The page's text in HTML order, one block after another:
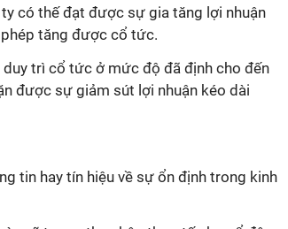
có thế đạt được sự gia tăng lợi nhuận
tăng được cổ tức.
trì cổ tức ở mức độ đã định cho đến
được sự giảm sút lợi nhuận kéo dài
tin hay tín hiệu về sự ổn định trong kinh